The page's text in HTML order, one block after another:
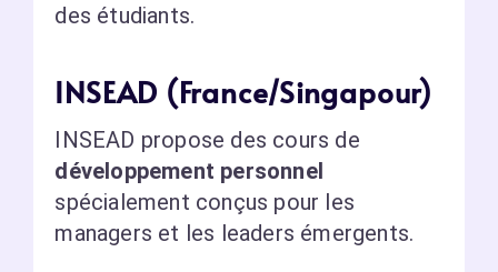
des étudiants.
INSEAD (France/Singapour)
INSEAD propose des cours de
développement personnel
spécialement conçus pour les
managers et les leaders émergents.